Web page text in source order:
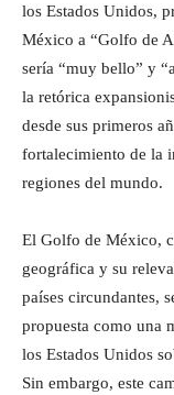
los Estados Unidos,
México a “Golfo de
sería “muy bello” y
la retórica
desde sus primeros
fortalecimiento de la
regiones del mundo.
El Golfo de México,
geográfica y su
países circundantes,
propuesta como una
los Estados Unidos
Sin embargo, este